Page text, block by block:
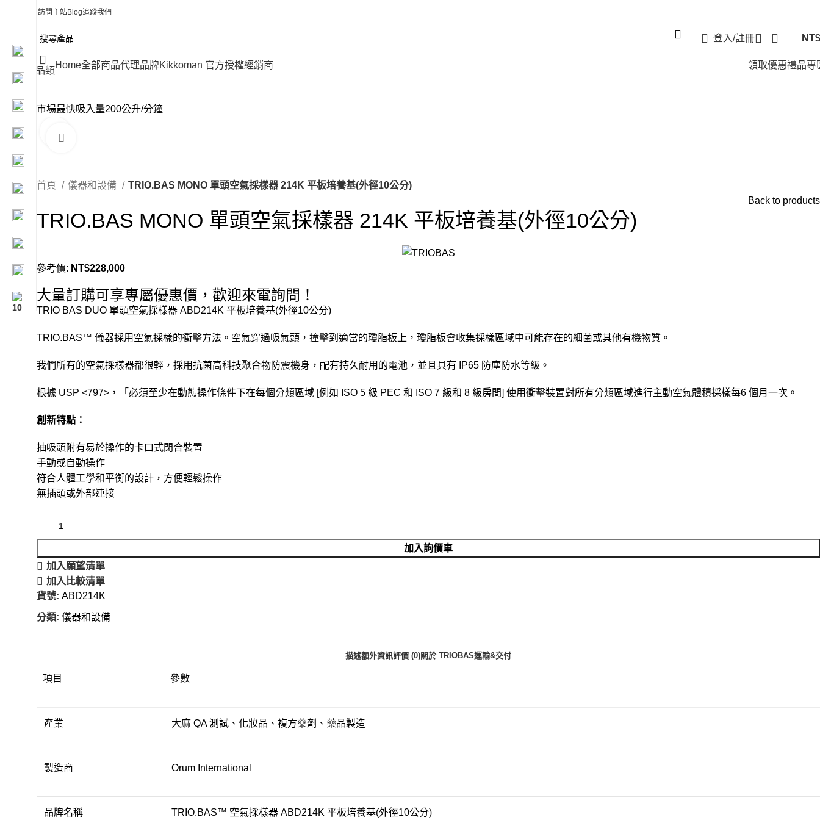
訪問主站Blog追蹤我們
登入/註冊 NT$
品類
Home全部商品代理品牌Kikkoman 官方授權經銷商 領取優惠禮品專
市場最快吸入量200公升/分鐘
首頁 儀器和設備
TRIO.BAS MONO 單頭空氣採樣器 214K 平板培養基(外徑10公分)
Back to products
TRIO.BAS MONO 單頭空氣採樣器 214K 平板培養基(外徑10公分)
參考價: NT$228,000
大量訂購可享專屬優惠價，歡迎來電詢問！
TRIO BAS DUO 單頭空氣採樣器 ABD214K 平板培養基(外徑10公分)
TRIO.BAS™ 儀器採用空氣採樣的衝擊方法。空氣穿過吸氣頭，撞擊到適當的瓊脂板上，瓊脂板會收集採樣區域中可能存在的細菌或其他有機物質。
我們所有的空氣採樣器都很輕，採用抗菌高科技聚合物防震機身，配有持久耐用的電池，並且具有 IP65 防塵防水等級。
根據 USP <797>，「必須至少在動態操作條件下在每個分類區域 [例如 ISO 5 級 PEC 和 ISO 7 級和 8 級房間] 使用衝擊裝置對所有分類區域進行主動空氣體積採樣每6 個月一次。
創新特點：
抽吸頭附有易於操作的卡口式閉合裝置
手動或自動操作
符合人體工學和平衡的設計，方便輕鬆操作
無插頭或外部連接
加入詢價車
加入願望清單
加入比較清單
貨號: ABD214K
分類: 儀器和設備
描述額外資訊評價 (0)關於 TRIOBAS運輸&交付
項目 參數
產業 大麻 QA 測試、化妝品、複方藥劑、藥品製造
製造商 Orum International
品牌名稱 TRIO.BAS™ 空氣採樣器 ABD214K 平板培養基(外徑10公分)